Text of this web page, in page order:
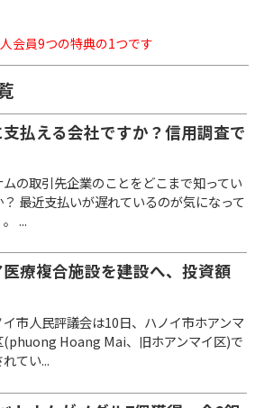
会員9つの特典の1つです
払える会社ですか？信用調査で
ムの取引先企業のことをどこまで知ってい
？ 最近支払いが遅れているのが気になって
...
療複合施設を建設へ、投資額
市人民評議会は10日、ハノイ市ホアンマ
(phuong Hoang Mai、旧ホアンマイ区)で
てい...